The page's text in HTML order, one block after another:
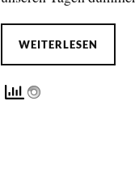
WEITERLESEN